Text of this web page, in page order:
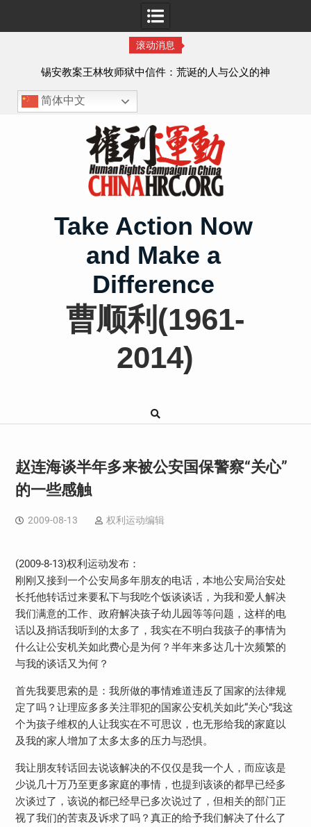
滚动消息
锡安教案王林牧师狱中信件：荒诞的人与公义的神
简体中文
Take Action Now
and Make a
Difference
曹顺利(1961-
2014)
赵连海谈半年多来被公安国保警察“关心”
的一些感触
2009-08-13 权利运动编辑
(2009-8-13)权利运动发布：
刚刚又接到一个公安局多年朋友的电话，本地公安局治安处
长托他转话过来要私下与我吃个饭谈谈话，为我和爱人解决
我们满意的工作、政府解决孩子幼儿园等等问题，这样的电
话以及捎话我听到的太多了，我实在不明白我孩子的事情为
什么让公安机关如此费心是为何？半年来多达几十次频繁的
与我的谈话又为何？
首先我要思索的是：我所做的事情难道违反了国家的法律规
定了吗？让理应多多关注罪犯的国家公安机关如此“关心”我这
个为孩子维权的人让我实在不可思议，也无形给我的家庭以
及我的家人增加了太多太多的压力与恐惧。
我让朋友转话回去说该解决的不仅仅是我一个人，而应该是
少说几十万乃至更多家庭的事情，也提到该谈的都早已经多
次谈过了，该说的都已经早已多次说过了，但相关的部门正
视了我们的苦衷及诉求了吗？真正的给予我们解决了什么了